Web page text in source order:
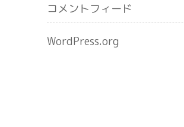
コメントフィード
WordPress.org